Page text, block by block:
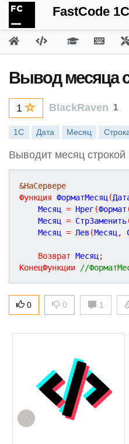
FastCode 1C
Вывод месяца
1 BlackRaven 1
1С Дата Месяц
Выводит месяц
&НаСервере
Функция ФорматМесяц (
	Месяц
= Нрег (Формат
	Месяц
= СтрЗаменить
	Месяц
= Лев (Месяц ,
Возврат Месяц ;
КонецФункции
//
0 0 1
‹